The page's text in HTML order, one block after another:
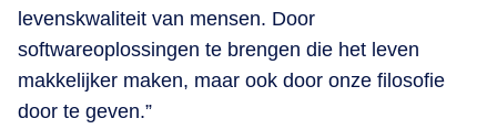
levenskwaliteit van mensen. Door
softwareoplossingen te brengen die het leven
makkelijker maken, maar ook door onze filosofie
door te geven.”